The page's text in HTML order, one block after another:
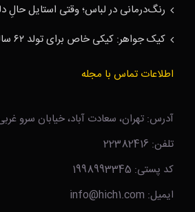
رنگ‌درمانی در لباس؛ وقتی استایل
کیک جواهر: کیکی خاص برای تولد ۶۲ سالگی نیتا آمبانی
اطلاعات تماس با مجله
آدرس: تهران، سعادت آباد، خیابان سرو غربی،
تلفن: 22382416
کد پستی: 1998993345
ایمیل: info@hich1.com